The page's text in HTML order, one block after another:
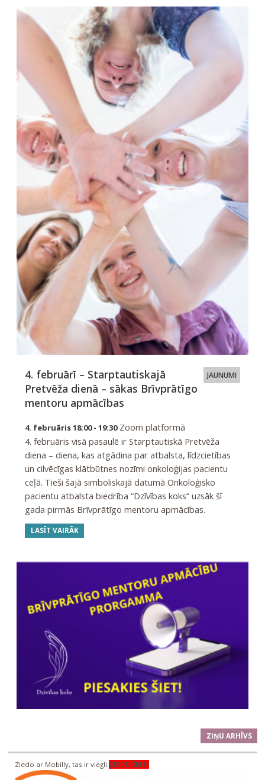
JAUNUMI
4. februārī – Starptautiskajā
Pretvēža dienā – sākas Brīvprātīgo
mentoru apmācības
4. februāris 18:00 - 19:30Zoom platformā
4. februāris visā pasaulē ir Starptautiskā Pretvēža
diena – diena, kas atgādina par atbalsta, līdzcietības
un cilvēcīgas klātbūtnes nozīmi onkoloģijas pacientu
ceļā. Tieši šajā simboliskajā datumā Onkoloģisko
pacientu atbalsta biedrība “Dzīvības koks” uzsāk šī
gada pirmās Brīvprātīgo mentoru apmācības.
LASĪT VAIRĀK
ZIŅU ARHĪVS
Ziedo ar Mobilly, tas ir viegli:ZIEDO ŠEIT!